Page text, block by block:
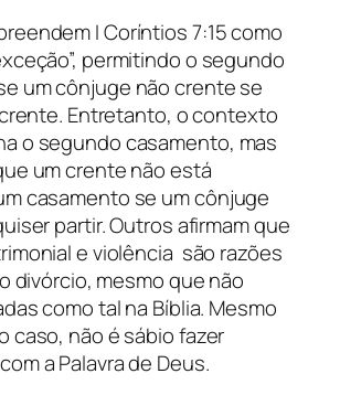
I Coríntios 7:15 como
permitindo o segundo
um cônjuge não crente se
Entretanto, o contexto
o segundo casamento, mas
um crente não está
casamento se um cônjuge
partir. Outros afirmam que
e violência são razões
divórcio, mesmo que não
como tal na Bíblia. Mesmo
caso, não é sábio fazer
a Palavra de Deus.